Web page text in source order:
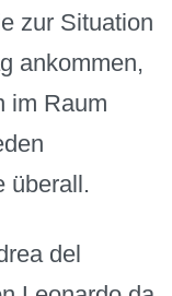
zur Situation
ankommen,
im Raum
überall.
del